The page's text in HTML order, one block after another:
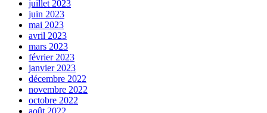
juillet 2023
juin 2023
mai 2023
avril 2023
mars 2023
février 2023
janvier 2023
décembre 2022
novembre 2022
octobre 2022
août 2022